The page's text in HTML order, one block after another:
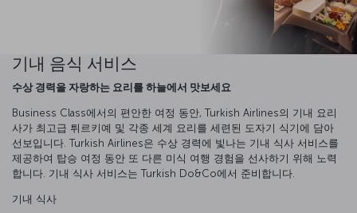
기내 음식 서비스
수상 경력을 자랑하는 요리를 하늘에서 맛보세요
Business Class에서의 편안한 여정 동안, Turkish Airlines의 기내 요리
사가 최고급 튀르키예 및 각종 세계 요리를 세련된 도자기 식기에 담아
선보입니다. Turkish Airlines은 수상 경력에 빛나는 기내 식사 서비스를
제공하여 탑승 여정 동안 또 다른 미식 여행 경험을 선사하기 위해 노력
합니다. 기내 식사 서비스는 Turkish Do&Co에서 준비합니다.
기내 식사